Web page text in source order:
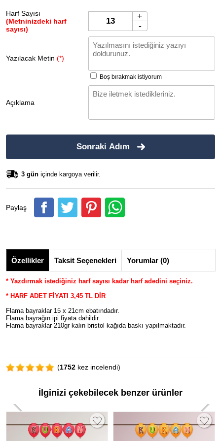
Harf Sayısı
(Metninizdeki harf
sayısı)
+
-
Yazılacak Metin (*)
Boş bırakmak istiyorum
Açıklama
Sonraki Adım
3 gün içinde kargoya verilir.
Paylaş
Özellikler Taksit Seçenekleri Yorumlar (0)
* Yazdırmak istediğiniz harf sayısı kadar harf adedini seçiniz.
* HARF ADET FİYATI 3,45 TL DİR
Flama bayraklar 15 x 21cm ebatındadır.
Flama bayrağın ipi fiyata dahildir.
Flama bayraklar 210gr kalın bristol kağıda baskı yapılmaktadır.
(1752 kez incelendi)
İlginizi çekebilecek benzer ürünler